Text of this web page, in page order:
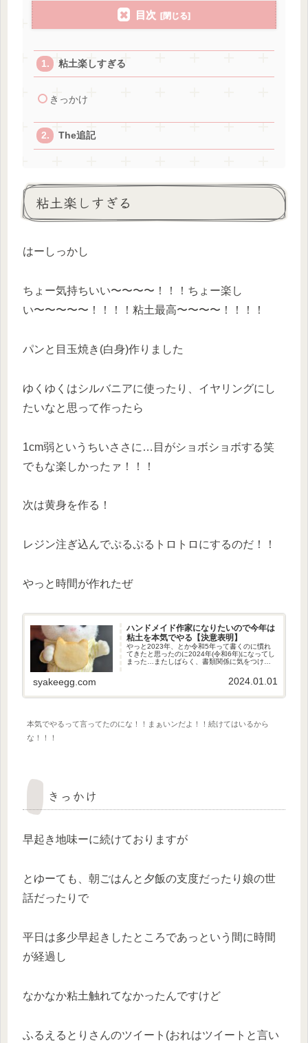
目次
粘土楽しすぎる
きっかけ
The追記
粘土楽しすぎる
はーしっかし
ちょー気持ちいい〜〜〜〜！！！ちょー楽し
い〜〜〜〜〜！！！！粘土最高〜〜〜〜！！！！
パンと目玉焼き(白身)作りました
ゆくゆくはシルバニアに使ったり、イヤリングにし
たいなと思って作ったら
1cm弱というちいささに…目がショボショボする笑
でもな楽しかったァ！！！
次は黄身を作る！
レジン注ぎ込んでぷるぷるトロトロにするのだ！！
やっと時間が作れたぜ
ハンドメイド作家になりたいので今年は
粘土を本気でやる【決意表明】
やっと2023年、とか令和5年って書くのに慣れ
てきたと思ったのに2024年(令和6年)になってし
まった…またしばらく、書類関係に気をつけね
らです2023年、頑張ってブログ書くぞと思って
syakeegg.com 2024.01.01
本気でやるって言ってたのにな！！まぁいンだよ！！続けてはいるから
な！！！
きっかけ
早起き地味ーに続けておりますが
とゆーても、朝ごはんと夕飯の支度だったり娘の世
話だったりで
平日は多少早起きしたところであっという間に時間
が経過し
なかなか粘土触れてなかったんですけど
ふるえるとりさんのツイート(おれはツイートと言い